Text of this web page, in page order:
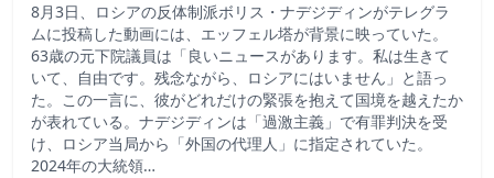
8月3日、ロシアの反体制派ボリス・ナデジディンがテレグラ
ムに投稿した動画には、エッフェル塔が背景に映っていた。
63歳の元下院議員は「良いニュースがあります。私は生きて
いて、自由です。残念ながら、ロシアにはいません」と語っ
た。この一言に、彼がどれだけの緊張を抱えて国境を越えたか
が表れている。ナデジディンは「過激主義」で有罪判決を受
け、ロシア当局から「外国の代理人」に指定されていた。
2024年の大統領…